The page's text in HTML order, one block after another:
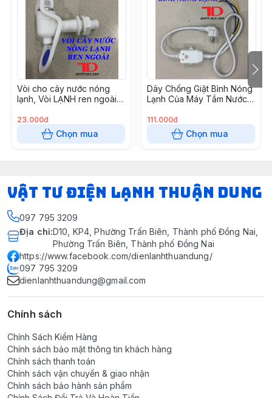
Vòi cho cây nước nóng
lạnh, Vòi LẠNH ren ngoài
chấm bi
23.000đ
Chọn mua
Dây Chống Giật Bình Nóng
Lạnh Của Máy Tắm Nước
111.000đ
Chọn mua
VẬT TƯ ĐIỆN LẠNH THUẬN DUNG
097 795 3209
Địa chỉ:D10, KP4, Phường Trấn Biên, Thành phố Đồng Nai,
Phường Trấn Biên, Thành phố Đồng Nai
https://www.facebook.com/dienlanhthuandung/
097 795 3209
dienlanhthuandung@gmail.com
Chính sách
Chính Sách Kiểm Hàng
Chính sách bảo mật thông tin khách hàng
Chính sách thanh toán
Chính sách vận chuyển & giao nhận
Chính sách bảo hành sản phẩm